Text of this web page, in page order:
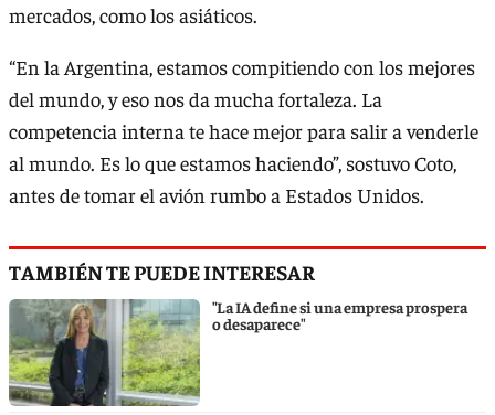
mercados, como los asiáticos.
“En la Argentina, estamos compitiendo con los mejores
del mundo, y eso nos da mucha fortaleza. La
competencia interna te hace mejor para salir a venderle
al mundo. Es lo que estamos haciendo”, sostuvo Coto,
antes de tomar el avión rumbo a Estados Unidos.
TAMBIÉN TE PUEDE INTERESAR
"La IA define si una empresa prospera
o desaparece"